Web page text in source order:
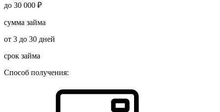
до 30 000 ₽
сумма займа
от 3 до 30 дней
срок займа
Способ получения: